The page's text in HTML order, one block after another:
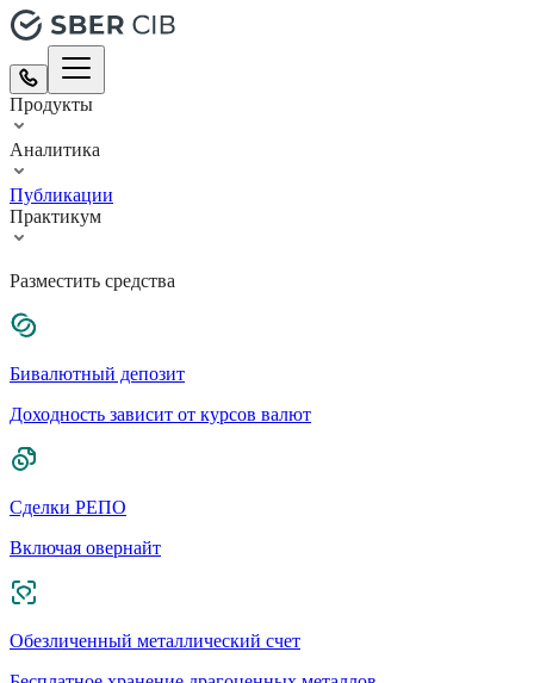
Продукты
Аналитика
Публикации
Практикум
Разместить средства
Бивалютный депозит
Доходность зависит от курсов валют
Сделки РЕПО
Включая овернайт
Обезличенный металлический счет